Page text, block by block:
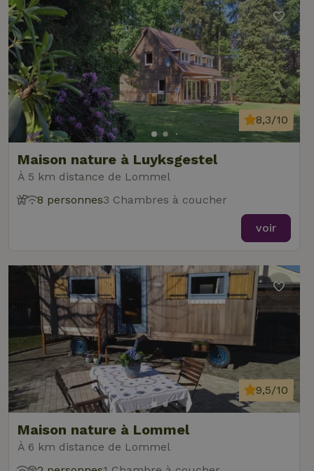
Maison nature à Luyksgestel
À 5 km distance de Lommel
8,3/10
8 personnes3 Chambres à coucher
voir
Maison nature à Lommel
À 6 km distance de Lommel
9,5/10